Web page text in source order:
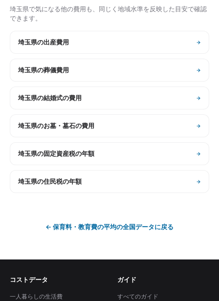
埼玉県で気になる他の費用も、同じく地域水準を反映した目安で確認
できます。
埼玉県の出産費用
埼玉県の葬儀費用
埼玉県の結婚式の費用
埼玉県のお墓・墓石の費用
埼玉県の固定資産税の年額
埼玉県の住民税の年額
← 保育料・教育費の平均の全国データに戻る
コストデータ
一人暮らしの生活費
ガイド
すべてのガイド